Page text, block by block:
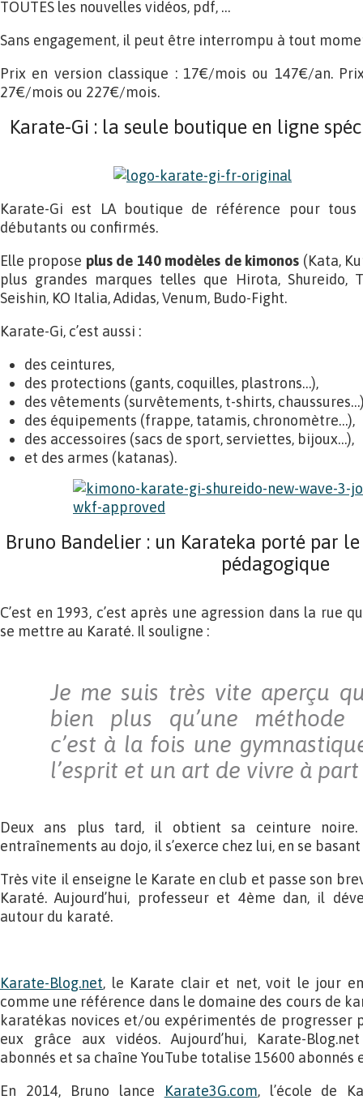
TOUTES les nouvelles vidéos, pdf, …
Sans engagement, il peut être interrompu à tout
Prix en version classique : 17€/mois ou 147€/an.
27€/mois ou 227€/mois.
Karate-Gi : la seule boutique en ligne
Karate-Gi est LA boutique de référence pour tous
débutants ou confirmés.
Elle propose plus de 140 modèles de kimonos (Kata,
plus grandes marques telles que Hirota, Shureido,
Seishin, KO Italia, Adidas, Venum, Budo-Fight.
Karate-Gi, c’est aussi :
des ceintures,
des protections (gants, coquilles, plastrons…),
des vêtements (survêtements, t-shirts,
des équipements (frappe, tatamis, chronomètre…),
des accessoires (sacs de sport, serviettes, bijoux…),
et des armes (katanas).
Bruno Bandelier : un Karateka porté par
pédagogique
C’est en 1993, c’est après une agression dans la rue
se mettre au Karaté. Il souligne :
Je me suis très vite aperçu
bien plus qu’une méthode
c’est à la fois une
l’esprit et un art de vivre à
Deux ans plus tard, il obtient sa ceinture
entraînements au dojo, il s’exerce chez lui, en se
Très vite il enseigne le Karate en club et passe son
Karaté. Aujourd’hui, professeur et 4ème dan, il
autour du karaté.
Karate-Blog.net, le Karate clair et net, voit le jour
comme une référence dans le domaine des cours de
karatékas novices et/ou expérimentés de progresser
eux grâce aux vidéos. Aujourd’hui, Karate-
abonnés et sa chaîne YouTube totalise 15600 abonnés
En 2014, Bruno lance
Karate3G.com, l’école de